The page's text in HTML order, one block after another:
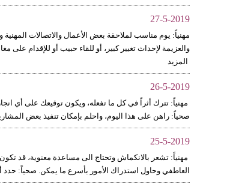
27-5-2019
مهنياً: يوم مناسب لملاحقة بعض الأعمال والاتصالات
والعزيمة لإحداث تغيير كبير، أو للقاء حبيب أو للإقدام
المزيد
26-5-2019
مهنياً: تترك أثراً في كل ما تفعله، ويكون توقيعك على أي
صحياً: راهن على هذا اليوم، واحلم بإمكان تنفيذ بعض
25-5-2019
مهنياً: تشعر بالانكماش وتحتاج الى مساعدة معنوية، قد
العاطفي وحاول استدراك الأمور بأسرع ما يمكن. صحياً: حدد